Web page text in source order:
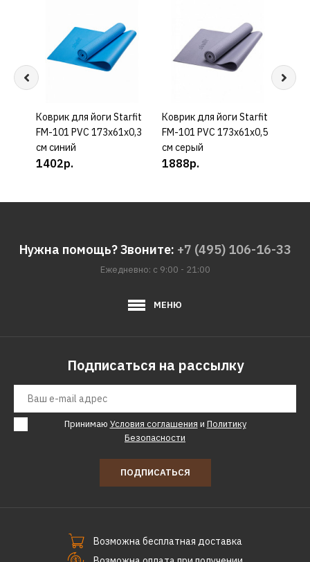
КУПИТЬ
Коврик для йоги Starfit
FM-101 PVC 173x61x0,3
см синий
1402р.
КУПИТЬ
Коврик для йоги Starfit
FM-101 PVC 173x61x0,5
см серый
1888р.
Нужна помощь? Звоните: +7 (495) 106-16-33
Ежедневно: с 9:00 - 21:00
МЕНЮ
Подписаться на рассылку
Принимаю Условия соглашения и Политику
Безопасности
ПОДПИСАТЬСЯ
Возможна бесплатная доставка